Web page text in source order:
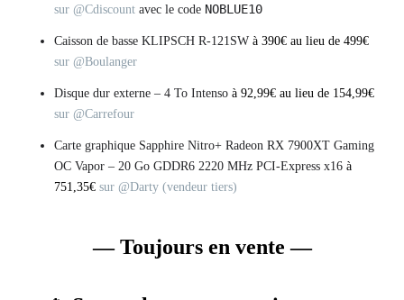
sur @Cdiscount avec le code NOBLUE10
Caisson de basse KLIPSCH R-121SW à 390€ au lieu de 499€
sur @Boulanger
Disque dur externe – 4 To Intenso à 92,99€ au lieu de 154,99€
sur @Carrefour
Carte graphique Sapphire Nitro+ Radeon RX 7900XT Gaming
OC Vapor – 20 Go GDDR6 2220 MHz PCI-Express x16 à
751,35€ sur @Darty (vendeur tiers)
— Toujours en vente —